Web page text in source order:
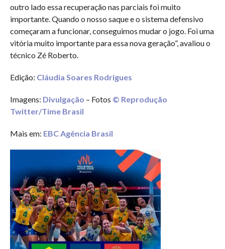
outro lado essa recuperação nas parciais foi muito
importante. Quando o nosso saque e o sistema defensivo
começaram a funcionar, conseguimos mudar o jogo. Foi uma
vitória muito importante para essa nova geração”, avaliou o
técnico Zé Roberto.
Edição: Cláudia Soares Rodrigues
Imagens: Divulgação – Fotos © Reprodução
Twitter/Time Brasil
Mais em: EBC Agência Brasil